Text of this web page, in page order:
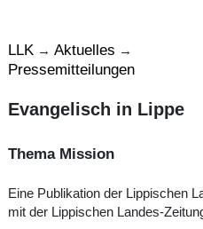
LLK → Aktuelles →
Pressemitteilungen
Evangelisch in Lippe
Thema Mission
Eine Publikation der Lippischen
mit der Lippischen Landes-